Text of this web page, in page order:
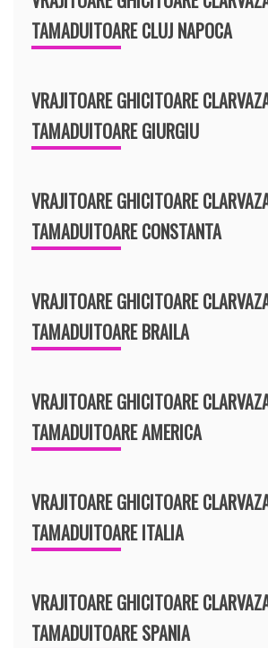
TAMADUITOARE CLUJ NAPOCA
VRAJITOARE GHICITOARE
TAMADUITOARE GIURGIU
VRAJITOARE GHICITOARE
TAMADUITOARE CONSTANTA
VRAJITOARE GHICITOARE
TAMADUITOARE BRAILA
VRAJITOARE GHICITOARE
TAMADUITOARE AMERICA
VRAJITOARE GHICITOARE
TAMADUITOARE ITALIA
VRAJITOARE GHICITOARE
TAMADUITOARE SPANIA